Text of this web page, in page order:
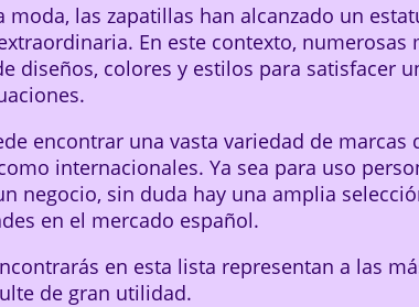
moda, las zapatillas han alcanzado un
En este contexto, numerosas
diseños, colores y estilos para satisfacer
encontrar una vasta variedad de marcas
internacionales. Ya sea para uso
negocio, sin duda hay una amplia
en el mercado español.
en esta lista representan a las
de gran utilidad.